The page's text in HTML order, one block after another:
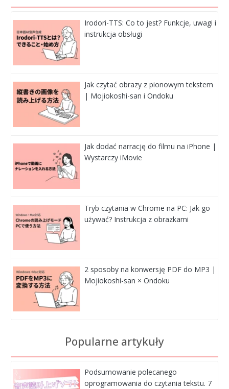
Irodori-TTS: Co to jest? Funkcje, uwagi i
instrukcja obsługi
Jak czytać obrazy z pionowym tekstem
| Mojiokoshi-san i Ondoku
Jak dodać narrację do filmu na iPhone |
Wystarczy iMovie
Tryb czytania w Chrome na PC: Jak go
używać? Instrukcja z obrazkami
2 sposoby na konwersję PDF do MP3 |
Mojiokoshi-san × Ondoku
Popularne artykuły
Podsumowanie polecanego
oprogramowania do czytania tekstu. 7